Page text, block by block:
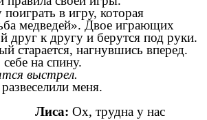
в игру, которая
медведей». Двое играющих
друг к другу и берутся под руки.
старается, нагнувшись вперед.
на спину.
выстрел.
меня.
лиса.
Лиса: Ох, трудна у нас